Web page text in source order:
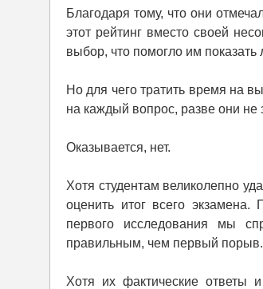
Благодаря тому, что они
этот рейтинг вместо своей
выбор, что помогло им показать
Но для чего тратить время на
на каждый вопрос, разве они не
Оказывается, нет.
Хотя студентам великолепно
оценить итог всего
первого исследования мы
правильным, чем первый порыв.
Хотя их фактические ответы